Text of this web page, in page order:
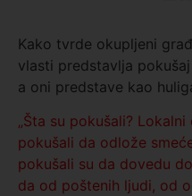
Kako tvrde okupljeni
vlasti predstavlja
a oni predstave kao
„Šta su pokušali?
pokušali da odlože
pokušali su da dovedu
da od poštenih ljudi, od